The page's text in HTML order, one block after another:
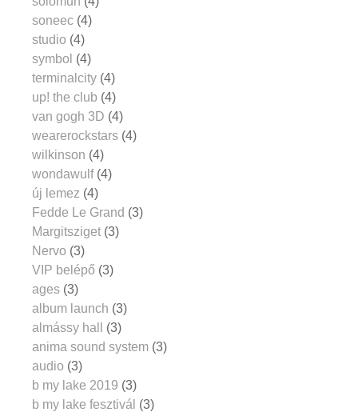
soneec (4)
studio (4)
symbol (4)
terminalcity (4)
up! the club (4)
van gogh 3D (4)
wearerockstars (4)
wilkinson (4)
wondawulf (4)
új lemez (4)
Fedde Le Grand (3)
Margitsziget (3)
Nervo (3)
VIP belépő (3)
ages (3)
album launch (3)
almássy hall
(3)
anima sound system (3)
audio (3)
b my lake 2019 (3)
b my lake fesztivál (3)